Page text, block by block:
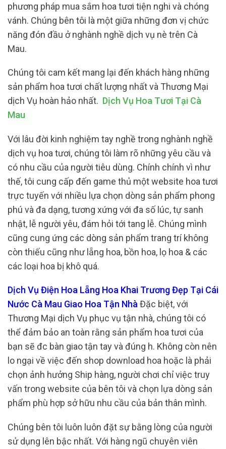
phương pháp mua sắm hoa tươi tiện nghi và chóng
vánh. Chúng bên tôi là một giữa những đơn vị chức
năng đón đầu ở nghành nghề dịch vụ nè trên Cà
Mau.
Chúng tôi cam kết mang lại đến khách hàng những
sản phẩm hoa tươi chất lượng nhất và Thương Mại
dịch Vụ hoàn hảo nhất. Dịch Vụ Hoa Tươi Tại Cà
Mau
Với lâu đời kinh nghiệm tay nghề trong nghành nghề
dịch vụ hoa tươi, chúng tôi làm rõ những yêu cầu và
có nhu cầu của người tiêu dùng. Chính chính vì như
thế, tôi cung cấp đến game thủ một website hoa tươi
trực tuyến với nhiều lựa chọn dòng sản phẩm phong
phú và đa dạng, tương xứng với đa số lúc, tự sanh
nhật, lễ người yêu, đám hỏi tới tang lễ. Chúng mình
cũng cung ứng các dòng sản phẩm trang trí không
còn thiếu cũng như lẵng hoa, bồn hoa, lọ hoa & các
các loại hoa bị khô quá.
Dịch Vụ Điện Hoa Lẵng Hoa Khai Trương Đẹp Tại Cái
Nước Cà Mau Giao Hoa Tận Nhà Đặc biệt, với
Thương Mại dịch Vụ phục vụ tận nhà, chúng tôi có
thể đảm bảo an toàn rằng sản phẩm hoa tươi của
bạn sẽ đc bàn giao tận tay và đúng h. Không còn nên
lo ngại về việc đến shop download hoa hoặc là phải
chọn ảnh hưởng Ship hàng, người chơi chỉ việc truy
vấn trong website của bên tôi và chọn lựa dòng sản
phẩm phù hợp sở hữu nhu cầu của bản thân mình.
Chúng bên tôi luôn luôn đặt sự bằng lòng của người
sử dụng lên bậc nhất. Với hàng ngũ chuyên viên